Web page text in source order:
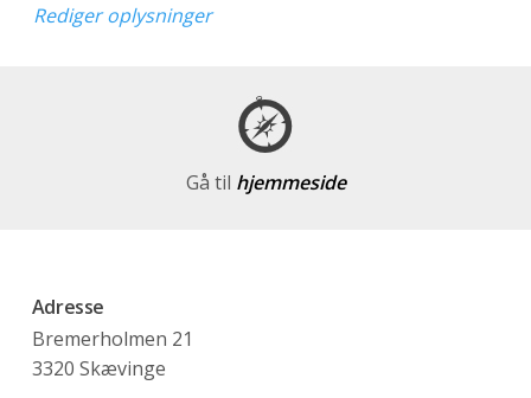
Rediger oplysninger
Gå til hjemmeside
Adresse
Bremerholmen 21
3320 Skævinge